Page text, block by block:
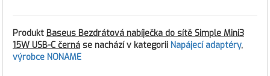
Produkt Baseus Bezdrátová nabíječka do sítě Simple Mini3
15W USB-C černá se nachází v kategorii Napájecí adaptéry,
výrobce NONAME